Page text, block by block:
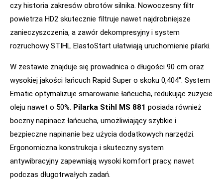
czy historia zakresów obrotów silnika. Nowoczesny filtr
powietrza HD2 skutecznie filtruje nawet najdrobniejsze
zanieczyszczenia, a zawór dekompresyjny i system
rozruchowy STIHL ElastoStart ułatwiają uruchomienie pilarki.
W zestawie znajduje się prowadnica o długości 90 cm oraz
wysokiej jakości łańcuch Rapid Super o skoku 0,404″. System
Ematic optymalizuje smarowanie łańcucha, redukując zużycie
oleju nawet o 50%. Pilarka Stihl MS 881 posiada również
boczny napinacz łańcucha, umożliwiający szybkie i
bezpieczne napinanie bez użycia dodatkowych narzędzi.
Ergonomiczna konstrukcja i skuteczny system
antywibracyjny zapewniają wysoki komfort pracy, nawet
podczas długotrwałych zadań.